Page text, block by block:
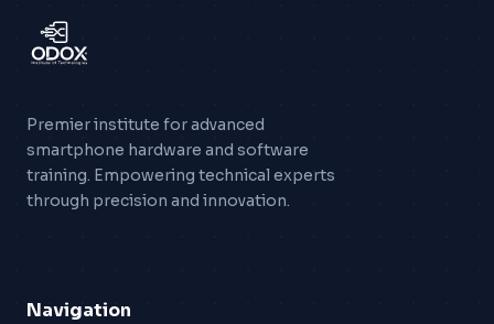
Premier institute for advanced
smartphone hardware and software
training. Empowering technical experts
through precision and innovation.
Navigation